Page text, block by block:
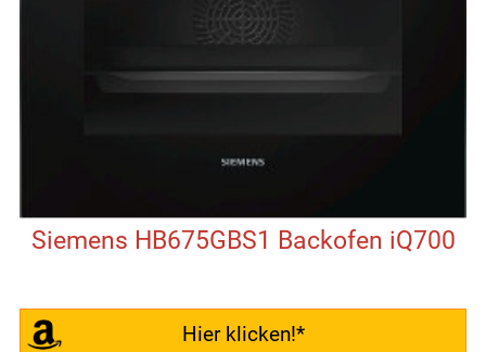
Siemens HB675GBS1 Backofen iQ700
Hier klicken!*